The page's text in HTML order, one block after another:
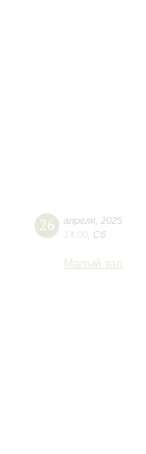
26 апреля 2025
14:00 Сб
Малый зал